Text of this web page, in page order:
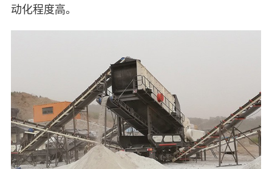
动化程度高。